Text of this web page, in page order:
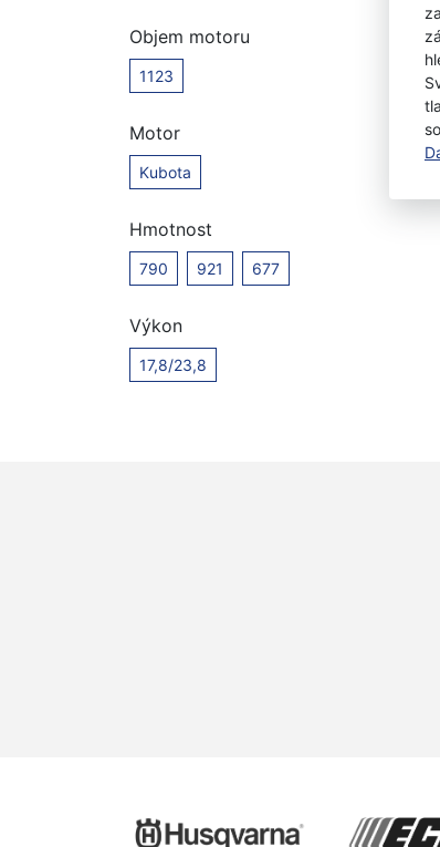
Objem motoru
1123
Motor
Kubota
Hmotnost
790 921 677
Výkon
17,8/23,8